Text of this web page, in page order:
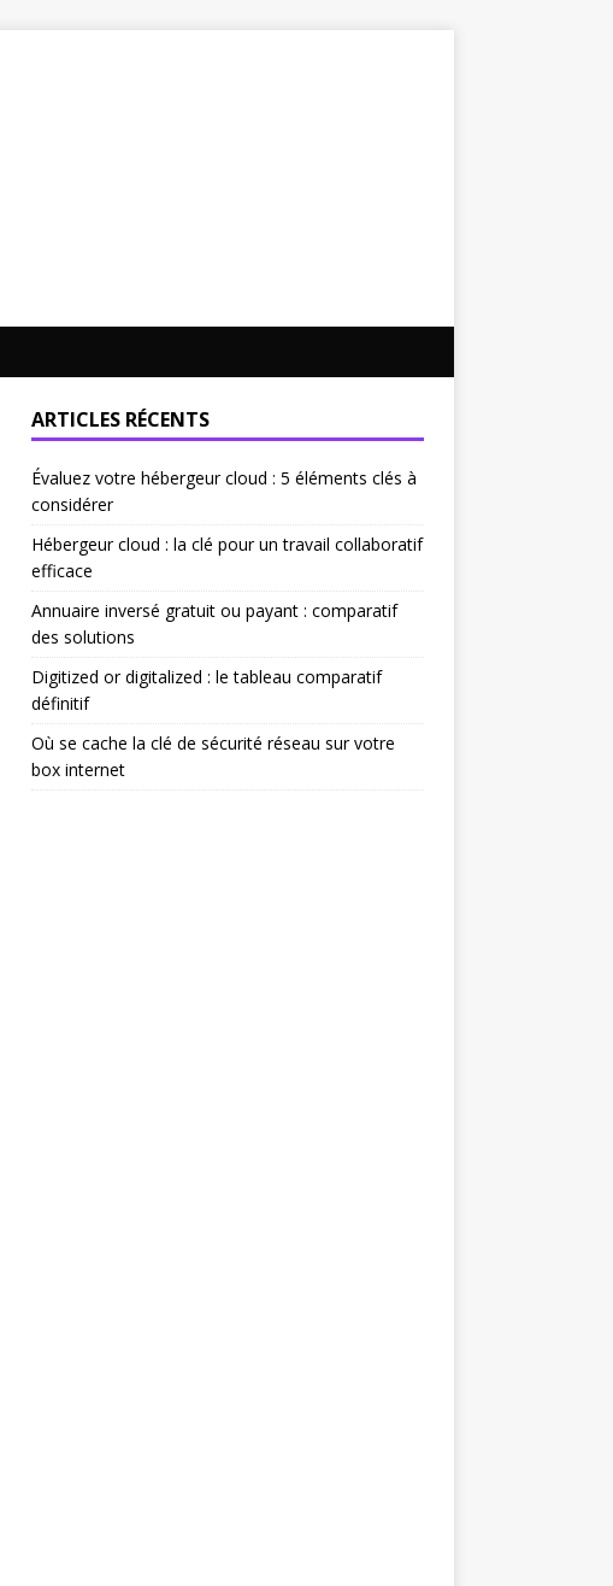
ARTICLES RÉCENTS
Évaluez votre hébergeur cloud : 5 éléments clés à
considérer
Hébergeur cloud : la clé pour un travail collaboratif
efficace
Annuaire inversé gratuit ou payant : comparatif
des solutions
Digitized or digitalized : le tableau comparatif
définitif
Où se cache la clé de sécurité réseau sur votre
box internet